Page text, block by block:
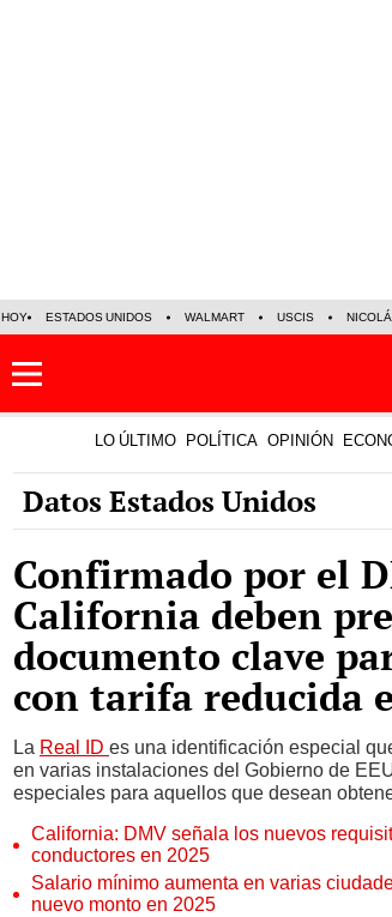
HOY ESTADOS UNIDOS WALMART USCIS
LO ÚLTIMO POLÍTICA OPINIÓN
Datos Estados Unidos
Confirmado por el
California deben
documento clave
con tarifa reducida
La Real ID es una identificación especial
en varias instalaciones del Gobierno de
especiales para aquellos que desean
California: DMV señala los nuevos
conductores en 2025
Salario mínimo aumenta en varias
nuevo monto en 2025